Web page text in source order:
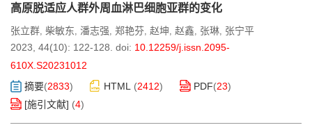
高原脱适应人群外周血淋巴细胞亚群的变化
张立群, 柴敏东, 潘志强, 郑艳芬, 赵坤, 赵鑫, 张琳, 张宁平
2023, 44(10): 122-128. doi: 10.12259/j.issn.2095-
610X.S20231012
摘要(2833) HTML (2412) PDF(23)
[施引文献] (4)